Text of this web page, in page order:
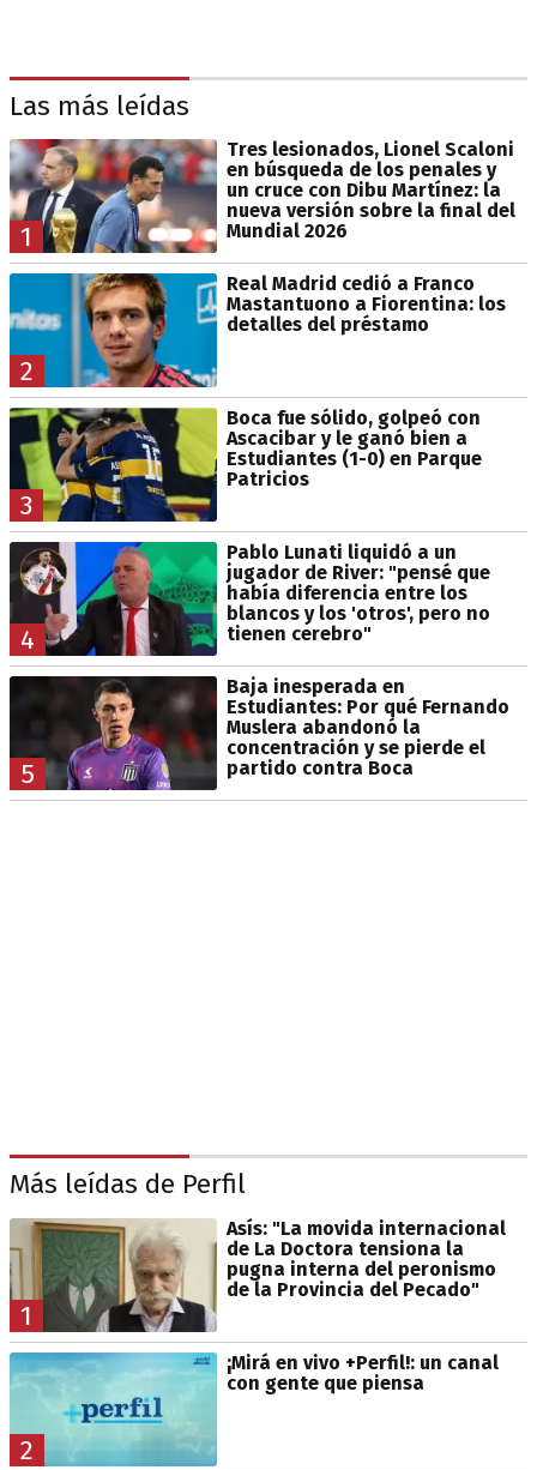
Las más leídas
1
Tres lesionados, Lionel Scaloni
en búsqueda de los penales y
un cruce con Dibu Martínez: la
nueva versión sobre la final del
Mundial 2026
2
Real Madrid cedió a Franco
Mastantuono a Fiorentina: los
detalles del préstamo
3
Boca fue sólido, golpeó con
Ascacibar y le ganó bien a
Estudiantes (1-0) en Parque
Patricios
4
Pablo Lunati liquidó a un
jugador de River: "pensé que
había diferencia entre los
blancos y los 'otros', pero no
tienen cerebro"
5
Baja inesperada en
Estudiantes: Por qué Fernando
Muslera abandonó la
concentración y se pierde el
partido contra Boca
Más leídas de Perfil
1
Asís: "La movida internacional
de La Doctora tensiona la
pugna interna del peronismo
de la Provincia del Pecado"
2
¡Mirá en vivo +Perfil!: un canal
con gente que piensa